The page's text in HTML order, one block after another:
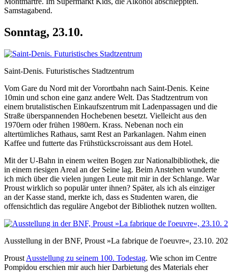
Samstagabend.
Sonntag, 23.10.
Saint-Denis. Futuristisches Stadtzentrum
Vom Gare du Nord mit der Vorortbahn nach Saint-Denis. Keine
10min und schon eine ganz andere Welt. Das Stadtzentrum von
einem brutalistischen Einkaufszentrum mit Ladenpassagen und die
Straße überspannenden Hochebenen besetzt. Vielleicht aus den
1970ern oder frühen 1980ern. Krass. Nebenan noch ein
altertümliches Rathaus, samt Rest an Parkanlagen. Nahm einen
Kaffee und futterte das Frühstückscroissant aus dem Hotel.
Mit der U-Bahn in einem weiten Bogen zur Nationalbibliothek, die
in einem riesigen Areal an der Seine lag. Beim Anstehen wunderte
ich mich über die vielen jungen Leute mit mir in der Schlange. War
Proust wirklich so populär unter ihnen? Später, als ich als einziger
an der Kasse stand, merkte ich, dass es Studenten waren, die
offensichtlich das reguläre Angebot der Bibliothek nutzen wollten.
Ausstellung in der BNF, Proust »La fabrique de l'oeuvre«, 23.10.
Proust Ausstellung zu seinem 100. Todestag. Wie schon im Centre
Pompidou erschien mir auch hier Darbietung des Materials eher